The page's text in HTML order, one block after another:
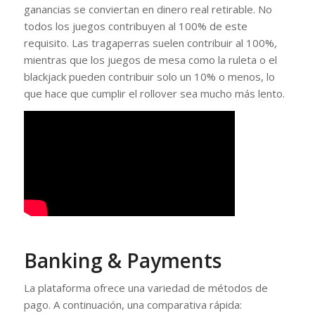
ganancias se conviertan en dinero real retirable. No
todos los juegos contribuyen al 100% de este
requisito. Las tragaperras suelen contribuir al 100%,
mientras que los juegos de mesa como la ruleta o el
blackjack pueden contribuir solo un 10% o menos, lo
que hace que cumplir el rollover sea mucho más lento.
Banking & Payments
La plataforma ofrece una variedad de métodos de
pago. A continuación, una comparativa rápida: